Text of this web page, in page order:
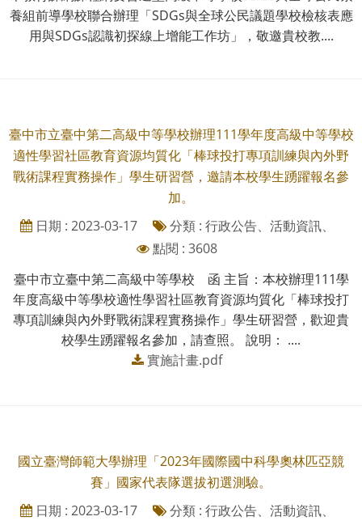
養組前導學校聯合辦理「SDGs與全球公民議題學校檢核表應
用與SDGs認識初探線上增能工作坊」，敬邀貴校教....
臺中市立臺中第二高級中等學校辦理111學年度高級中等學校
適性學習社區教育資源均質化「棒球投打專項訓練與內外野
戰術課程實務操作」學生研習營，邀請本校學生踴躍報名參
加。
日期 : 2023-03-17
分類 : 行政公告、活動資訊、
點閱 : 3608
臺中市立臺中第二高級中等學校 函 主旨：本校辦理111學
年度高級中等學校適性學習社區教育資源均質化「棒球投打
專項訓練與內外野戰術課程實務操作」學生研習營，歡迎貴
校學生踴躍報名參加，請查照。 說明： ....
實施計畫.pdf
國立臺灣師範大學辦理「2023年國際國中科學奧林匹亞競
賽」國家代表隊選拔初選測驗。
日期 : 2023-03-17
分類 : 行政公告、活動資訊、